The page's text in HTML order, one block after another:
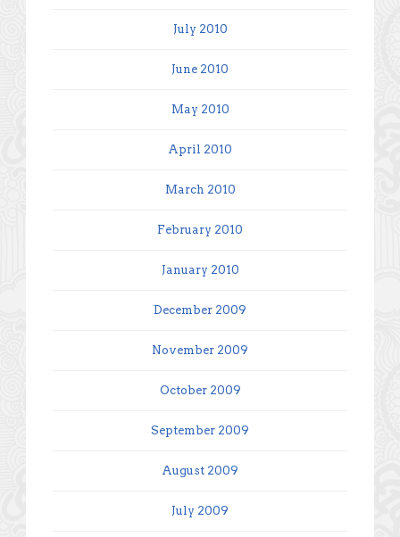
July 2010
June 2010
May 2010
April 2010
March 2010
February 2010
January 2010
December 2009
November 2009
October 2009
September 2009
August 2009
July 2009